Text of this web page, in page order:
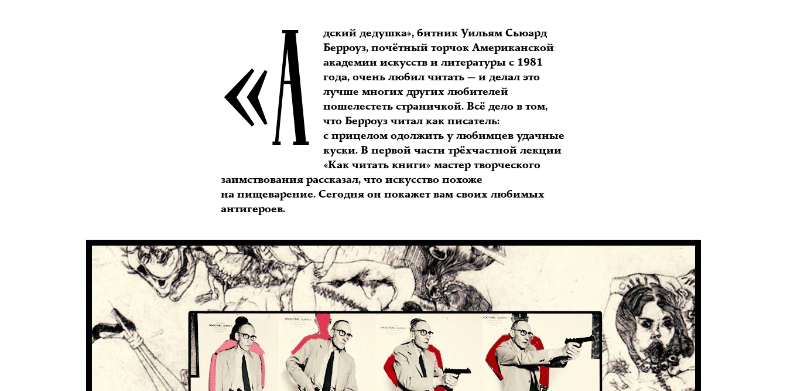
«А
дский дедушка», битник Уильям Сьюард
Берроуз, почётный торчок Американской
академии искусств и литературы с 1981
года, очень любил читать — и делал это
лучше многих других любителей
пошелестеть страничкой. Всё дело в том,
что Берроуз читал как писатель:
с прицелом одолжить у любимцев удачные
куски. В первой части трёхчастной лекции
«Как читать книги» мастер творческого
заимствования рассказал, что искусство похоже
на пищеварение. Сегодня он покажет вам своих любимых
антигероев.